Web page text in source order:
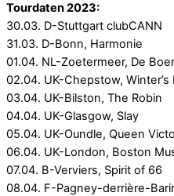
Tourdaten 2023:
30.03. D-Stuttgart clubCANN
31.03. D-Bonn, Harmonie
01.04. NL-Zoetermeer, De
02.04. UK-Chepstow, Winter’s
03.04. UK-Bilston, The Robin
04.04. UK-Glasgow, Slay
05.04. UK-Oundle, Queen
06.04. UK-London, Boston
07.04. B-Verviers, Spirit of 66
08.04. F-Pagney-derrière-